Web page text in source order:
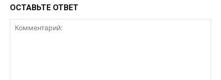
ОСТАВЬТЕ ОТВЕТ